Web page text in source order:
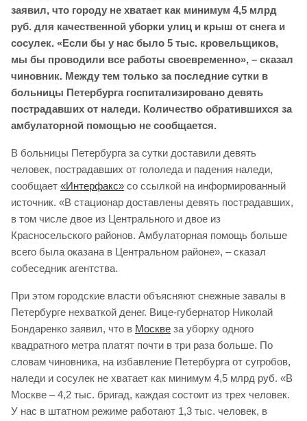
заявил, что городу не хватает как минимум 4,5 млрд
руб. для качественной уборки улиц и крыш от снега и
сосулек. «Если бы у нас было 5 тыс. кровельщиков,
мы бы проводили все работы своевременно», – сказал
чиновник. Между тем только за последние сутки в
больницы Петербурга госпитализировано девять
пострадавших от наледи. Количество обратившихся за
амбулаторной помощью не сообщается.
В больницы Петербурга за сутки доставили девять
человек, пострадавших от гололеда и падения наледи,
сообщает «Интерфакс» со ссылкой на информированный
источник. «В стационар доставлены девять пострадавших,
в том числе двое из Центрального и двое из
Красносельского районов. Амбулаторная помощь больше
всего была оказана в Центральном районе», – сказал
собеседник агентства.
При этом городские власти объясняют снежные завалы в
Петербурге нехваткой денег. Вице-губернатор Николай
Бондаренко заявил, что в Москве за уборку одного
квадратного метра платят почти в три раза больше. По
словам чиновника, на избавление Петербурга от сугробов,
наледи и сосулек не хватает как минимум 4,5 млрд руб. «В
Москве – 4,2 тыс. бригад, каждая состоит из трех человек.
У нас в штатном режиме работают 1,3 тыс. человек, в